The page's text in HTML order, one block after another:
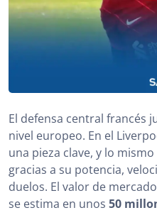
El defensa central francés
nivel europeo. En el
una pieza clave, y lo
gracias a su potencia,
duelos. El valor de
se estima en unos 50